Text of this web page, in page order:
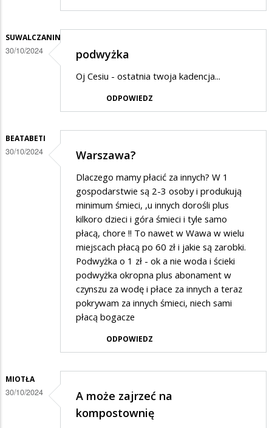
SUWALCZANIN
30/10/2024 podwyżka
Oj Cesiu - ostatnia twoja kadencja...
ODPOWIEDZ
BEATABETI
30/10/2024 Warszawa?
Dlaczego mamy płacić za innych? W 1
gospodarstwie są 2-3 osoby i produkują
minimum śmieci, ,u innych dorośli plus
kilkoro dzieci i góra śmieci i tyle samo
płacą, chore !! To nawet w Wawa w wielu
miejscach płacą po 60 zł i jakie są zarobki.
Podwyżka o 1 zł - ok a nie woda i ścieki
podwyżka okropna plus abonament w
czynszu za wodę i płace za innych a teraz
pokrywam za innych śmieci, niech sami
płacą bogacze
ODPOWIEDZ
MIOTŁA
30/10/2024
A może zajrzeć na
kompostownię